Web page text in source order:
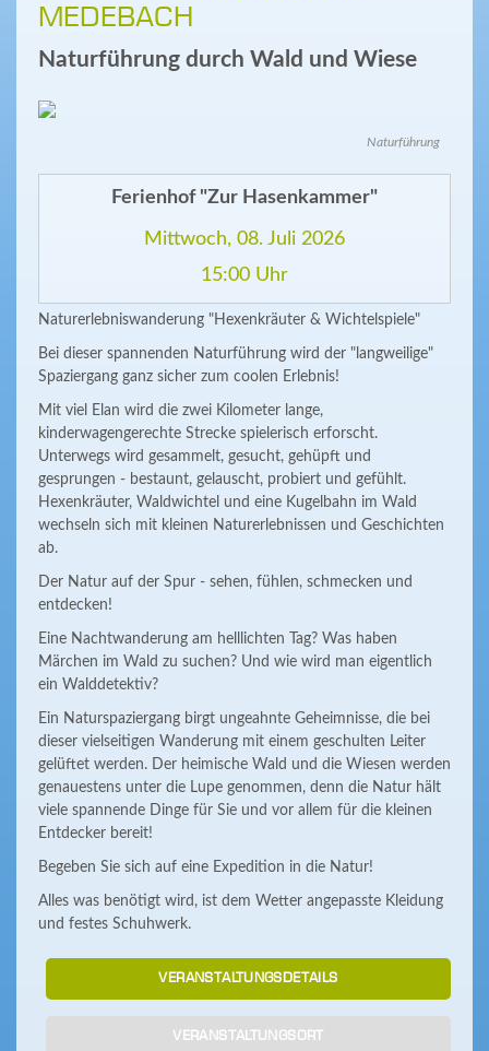
MEDEBACH
Naturführung durch Wald und Wiese
Naturführung
Ferienhof "Zur Hasenkammer"
Mittwoch, 08. Juli 2026
15:00 Uhr
Naturerlebniswanderung "Hexenkräuter & Wichtelspiele"
Bei dieser spannenden Naturführung wird der "langweilige"
Spaziergang ganz sicher zum coolen Erlebnis!
Mit viel Elan wird die zwei Kilometer lange,
kinderwagengerechte Strecke spielerisch erforscht.
Unterwegs wird gesammelt, gesucht, gehüpft und
gesprungen - bestaunt, gelauscht, probiert und gefühlt.
Hexenkräuter, Waldwichtel und eine Kugelbahn im Wald
wechseln sich mit kleinen Naturerlebnissen und Geschichten
ab.
Der Natur auf der Spur - sehen, fühlen, schmecken und
entdecken!
Eine Nachtwanderung am helllichten Tag? Was haben
Märchen im Wald zu suchen? Und wie wird man eigentlich
ein Walddetektiv?
Ein Naturspaziergang birgt ungeahnte Geheimnisse, die bei
dieser vielseitigen Wanderung mit einem geschulten Leiter
gelüftet werden. Der heimische Wald und die Wiesen werden
genauestens unter die Lupe genommen, denn die Natur hält
viele spannende Dinge für Sie und vor allem für die kleinen
Entdecker bereit!
Begeben Sie sich auf eine Expedition in die Natur!
Alles was benötigt wird, ist dem Wetter angepasste Kleidung
und festes Schuhwerk.
VERANSTALTUNGSDETAILS
VERANSTALTUNGSORT